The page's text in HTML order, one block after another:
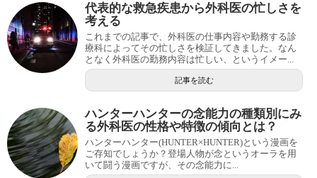
代表的な救急疾患から外科医の忙しさを
考える
これまでの記事で、外科医の仕事内容や勤務する診
療科によってその忙しさを検証してきました。なん
となく外科医の勤務内容は忙しい、というイメー...
記事を読む
ハンターハンターの念能力の種類別にみ
る外科医の性格や特徴の傾向とは？
ハンターハンター(HUNTER×HUNTER)という漫画を
ご存知でしょうか？登場人物が念というオーラを用
いて闘う漫画ですが、その念能力に...